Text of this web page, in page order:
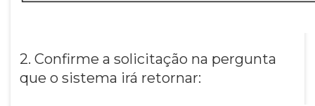
2. Confirme a solicitação na pergunta
que o sistema irá retornar: